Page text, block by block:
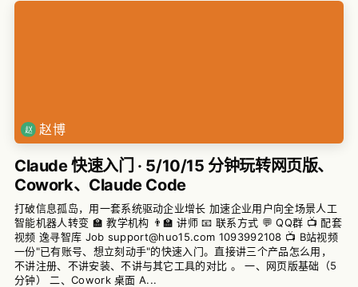
赵博
Claude 快速入门 · 5/10/15 分钟玩转网页版、
Cowork、Claude Code
打破信息孤岛，用一套系统驱动企业增长 加速企业用户向全场景人工
智能机器人转变 🏫 教学机构 👨‍🏫 讲师 📧 联系方式 💬 QQ群 📺 配套
视频 逸寻智库 Job support@huo15.com 1093992108 📺 B站视频
一份"已有账号、想立刻动手"的快速入门。直接讲三个产品怎么用，
不讲注册、不讲安装、不讲与其它工具的对比 。 一、网页版基础（5
分钟） 二、Cowork 桌面 A...